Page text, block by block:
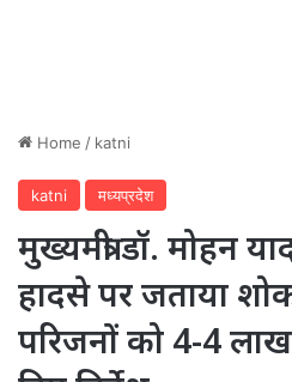
Home / katni
katni मध्यप्रदेश
मुख्यमंत्री डॉ. मोहन
हादसे पर जताया
परिजनों को 4-4